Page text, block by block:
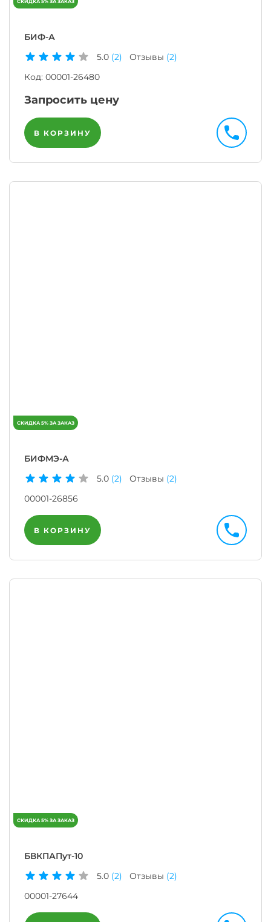
БИФ-А
5.0 (2) Отзывы (2)
Код: 00001-26480
Запросить цену
В КОРЗИНУ
БИФМЭ-А
5.0 (2) Отзывы (2)
00001-26856
В КОРЗИНУ
БВКПАПут-10
5.0 (2) Отзывы (2)
00001-27644